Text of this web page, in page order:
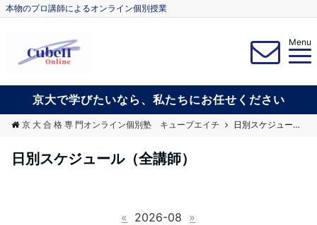
本物のプロ講師によるオンライン個別授業
Menu
京大で学びたいなら、私たちにお任せください
京 大 合 格 専 門オンライン個別塾 キューブエイチ 日別スケジュール（全講師）
日別スケジュール（全講師）
« 2026-08 »